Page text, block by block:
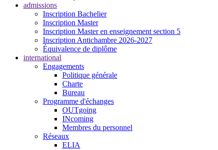
admissions
Inscription Bachelier
Inscription Master
Inscription Master en enseignement section 5
Inscription Antichambre 2026-2027
Équivalence de diplôme
international
Engagements
Politique générale
Charte
Bureau
Programme d'échanges
OUTgoing
INcoming
Membres du personnel
Réseaux
ELIA